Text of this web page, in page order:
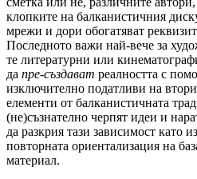
клопките на балканистичния
мрежи и дори обогатяват
Последното важи най-вече за
те литературни или
да пре-създават реалността с
изключително податливи на
елементи от балканистичната
(не)съзнателно черпят идеи и
да разкрия тази зависимост като
повторната ориентализация на
материал.